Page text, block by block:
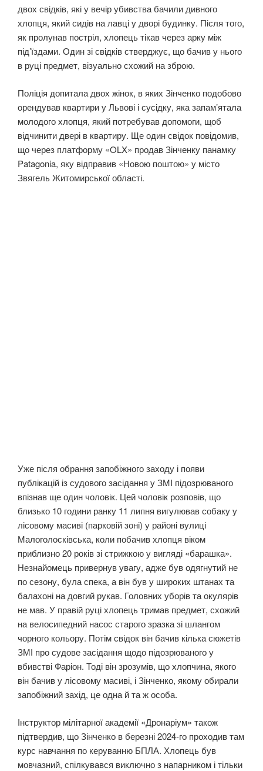
двох свідків, які у вечір убивства бачили дивного
хлопця, який сидів на лавці у дворі будинку. Після того,
як пролунав постріл, хлопець тікав через арку між
підʼїздами. Один зі свідків стверджує, що бачив у нього
в руці предмет, візуально схожий на зброю.
Поліція допитала двох жінок, в яких Зінченко подобово
орендував квартири у Львові і сусідку, яка запамʼятала
молодого хлопця, який потребував допомоги, щоб
відчинити двері в квартиру. Ще один свідок повідомив,
що через платформу «OLX» продав Зінченку панамку
Patagonia, яку відправив «Новою поштою» у місто
Звягель Житомирської області.
Уже після обрання запобіжного заходу і появи
публікацій із судового засідання у ЗМІ підозрюваного
впізнав ще один чоловік. Цей чоловік розповів, що
близько 10 години ранку 11 липня вигулював собаку у
лісовому масиві (парковій зоні) у районі вулиці
Малоголосківська, коли побачив хлопця віком
приблизно 20 років зі стрижкою у вигляді «барашка».
Незнайомець привернув увагу, адже був одягнутий не
по сезону, була спека, а він був у широких штанах та
балахоні на довгий рукав. Головних уборів та окулярів
не мав. У правій руці хлопець тримав предмет, схожий
на велосипедний насос старого зразка зі шлангом
чорного кольору. Потім свідок він бачив кілька сюжетів
ЗМІ про судове засідання щодо підозрюваного у
вбивстві Фаріон. Тоді він зрозумів, що хлопчина, якого
він бачив у лісовому масиві, і Зінченко, якому обирали
запобіжний захід, це одна й та ж особа.
Інструктор мілітарної академії «Дронаріум» також
підтвердив, що Зінченко в березні 2024-го проходив там
курс навчання по керуванню БПЛА. Хлопець був
мовчазний, спілкувався виключно з напарником і тільки